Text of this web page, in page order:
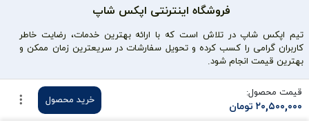
قیمت محصول:
تومان ۲۰,۵۰۰,۰۰۰
خرید محصول
فروشگاه اینترنتی اپکس شاپ
تیم اپکس شاپ در تلاش است که با ارائه بهترین خدمات، رضایت خاطر
کاربران گرامی را کسب کرده و تحویل سفارشات در سریعترین زمان ممکن و
بهترین قیمت انجام شود.
محصولات محبوب
سی پی کالاف
دسترسی سریع
حساب کاربری